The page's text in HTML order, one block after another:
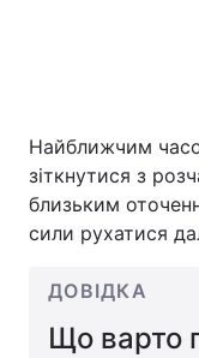
Найближчим
зіткнутися з
близьким
сили рухатися
ДОВІДКА
Що варто